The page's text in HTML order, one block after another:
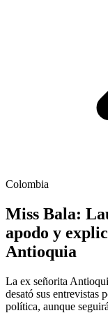
Colombia
Miss Bala:
apodo y
Antioquia
La ex señorita
desató sus entrevistas
política, aunque